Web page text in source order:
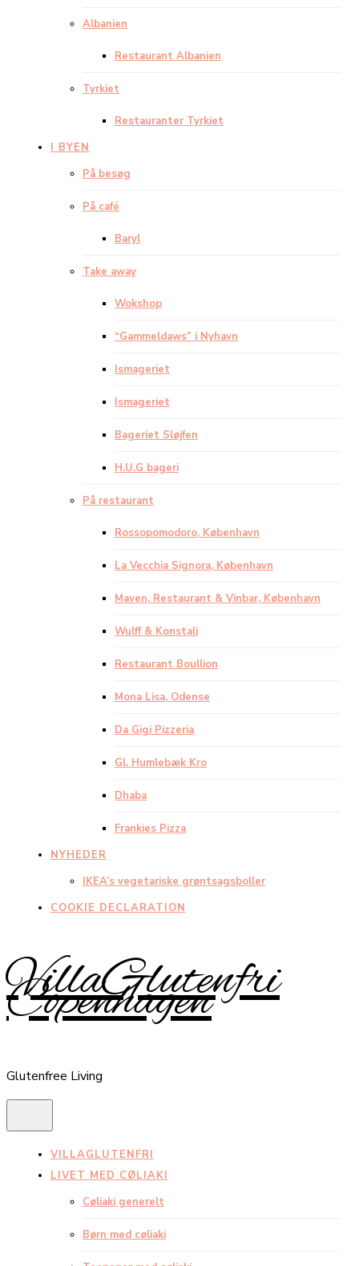
Albanien
Restaurant Albanien
Tyrkiet
Restauranter Tyrkiet
I BYEN
På besøg
På café
Baryl
Take away
Wokshop
“Gammeldaws” i Nyhavn
Ismageriet
Ismageriet
Bageriet Sløjfen
H.U.G bageri
På restaurant
Rossopomodoro, København
La Vecchia Signora, København
Maven, Restaurant & Vinbar, København
Wulff & Konstali
Restaurant Boullion
Mona Lisa, Odense
Da Gigi Pizzeria
Gl. Humlebæk Kro
Dhaba
Frankies Pizza
NYHEDER
IKEA’s vegetariske grøntsagsboller
COOKIE DECLARATION
VillaGlutenfri
Copenhagen
Glutenfree Living
VILLAGLUTENFRI
LIVET MED CØLIAKI
Cøliaki generelt
Børn med cøliaki